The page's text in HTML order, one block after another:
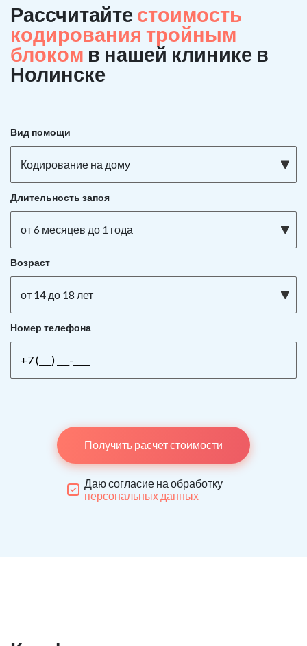
Рассчитайте стоимость
кодирования тройным
блоком в нашей клинике в
Нолинске
Вид помощи
Кодирование на дому
Длительность запоя
от 6 месяцев до 1 года
Возраст
от 14 до 18 лет
Номер телефона
Получить расчет стоимости
Даю согласие на обработку
персональных данных